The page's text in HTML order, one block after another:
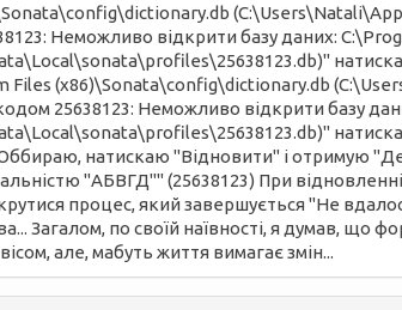
Неможливо відкрити базу даних:
Files (x86)\Sonata\config\dictionary.db
25638123: Неможливо відкрити базу
натискаю "Відновити" і отримую
"АБВГД"" (25638123) При
процес, який завершується "Не
Загалом, по своїй наївності, я думав,
але, мабуть життя вимагає змін...